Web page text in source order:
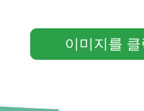
이미지를